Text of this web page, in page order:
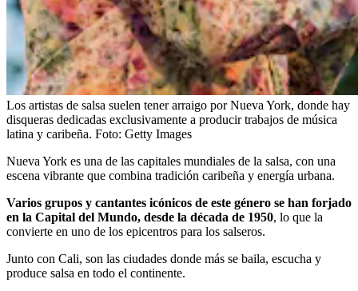
Los artistas de salsa suelen tener arraigo por Nueva York, donde hay
disqueras dedicadas exclusivamente a producir trabajos de música
latina y caribeña. Foto: Getty Images
Nueva York es una de las capitales mundiales de la salsa, con una
escena vibrante que combina tradición caribeña y energía urbana.
Varios grupos y cantantes icónicos de este género se han forjado
en la Capital del Mundo, desde la década de 1950, lo que la
convierte en uno de los epicentros para los salseros.
Junto con Cali, son las ciudades donde más se baila, escucha y
produce salsa en todo el continente.